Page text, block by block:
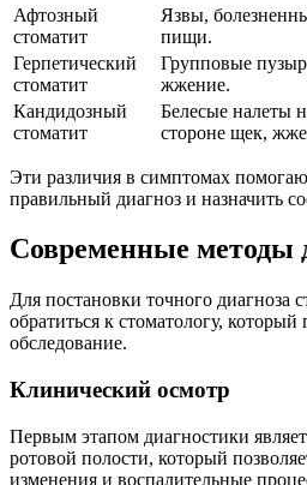
Афтозный
стоматит
Язвы,
пищи.
Герпетический
стоматит
Групповые
жжение.
Кандидозный
стоматит
Белесые налеты
стороне щек,
Эти различия в симптомах
правильный диагноз и назначить
Современные методы
Для постановки точного диагноза
обратиться к стоматологу,
обследование.
Клинический осмотр
Первым этапом диагностики
ротовой полости, который
изменения и воспалительные